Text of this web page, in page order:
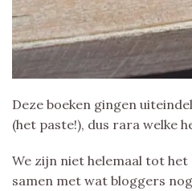
Deze boeken gingen
(het paste!), dus rara welke
We zijn niet helemaal tot het
samen met wat bloggers